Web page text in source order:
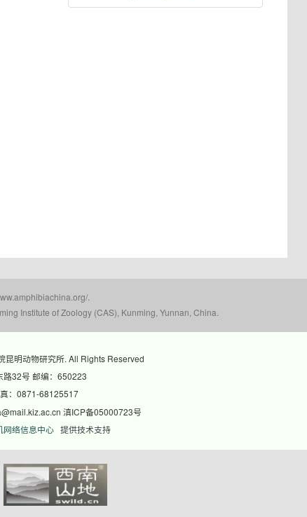
.
Institute of Zoology (CAS), Kunming, Yunnan, China.
昆明动物研究所. All Rights Reserved
路32号 邮编：650223
：0871-68125517
滇ICP备05000723号
网络信息中心提供技术支持